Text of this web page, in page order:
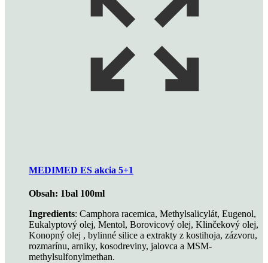
MEDIMED ES akcia 5+1
Obsah: 1bal 100ml
Ingredients: Camphora racemica, Methylsalicylát, Eugenol,
Eukalyptový olej, Mentol, Borovicový olej, Klinčekový olej,
Konopný olej , bylinné silice a extrakty z kostihoja, zázvoru,
rozmarínu, arniky, kosodreviny, jalovca a MSM-
methylsulfonylmethan.